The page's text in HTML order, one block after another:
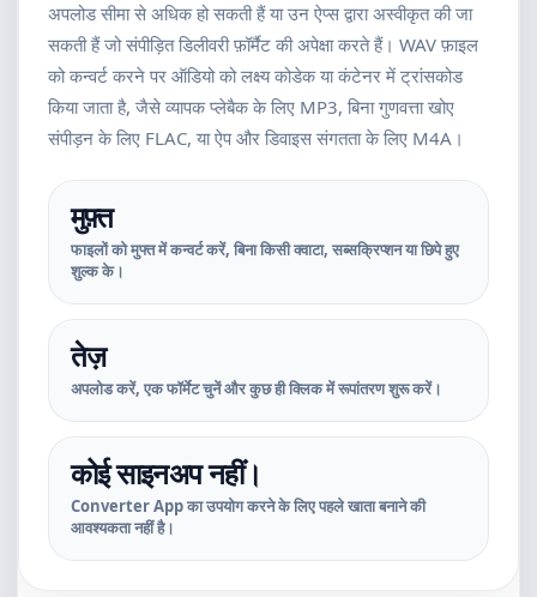
अपलोड सीमा से अधिक हो सकती हैं या उन ऐप्स द्वारा अस्वीकृत की जा
सकती हैं जो संपीड़ित डिलीवरी फ़ॉर्मैट की अपेक्षा करते हैं। WAV फ़ाइल
को कन्वर्ट करने पर ऑडियो को लक्ष्य कोडेक या कंटेनर में ट्रांसकोड
किया जाता है, जैसे व्यापक प्लेबैक के लिए MP3, बिना गुणवत्ता खोए
संपीड़न के लिए FLAC, या ऐप और डिवाइस संगतता के लिए M4A।
मुफ़्त
फाइलों को मुफ्त में कन्वर्ट करें, बिना किसी क्वाटा, सब्सक्रिप्शन या छिपे हुए
शुल्क के।
तेज़
अपलोड करें, एक फॉर्मेट चुनें और कुछ ही क्लिक में रूपांतरण शुरू करें।
कोई साइनअप नहीं।
Converter App का उपयोग करने के लिए पहले खाता बनाने की
आवश्यकता नहीं है।